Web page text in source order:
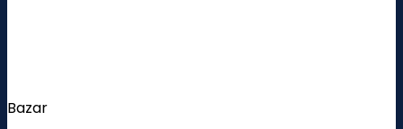
Bazar